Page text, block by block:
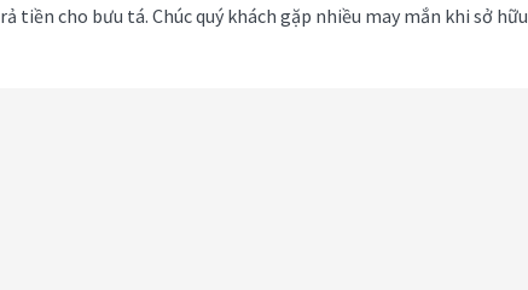
cho bưu tá. Chúc quý khách gặp nhiều may mắn khi sở hữu